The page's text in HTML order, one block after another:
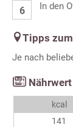
In den
Tipps
Je nach
kcal
141